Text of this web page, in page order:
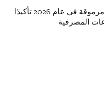
QNB مصر يحصد 12 جائزة دولية مرموقة في عام 2026 تأكيدًا
المصرفية